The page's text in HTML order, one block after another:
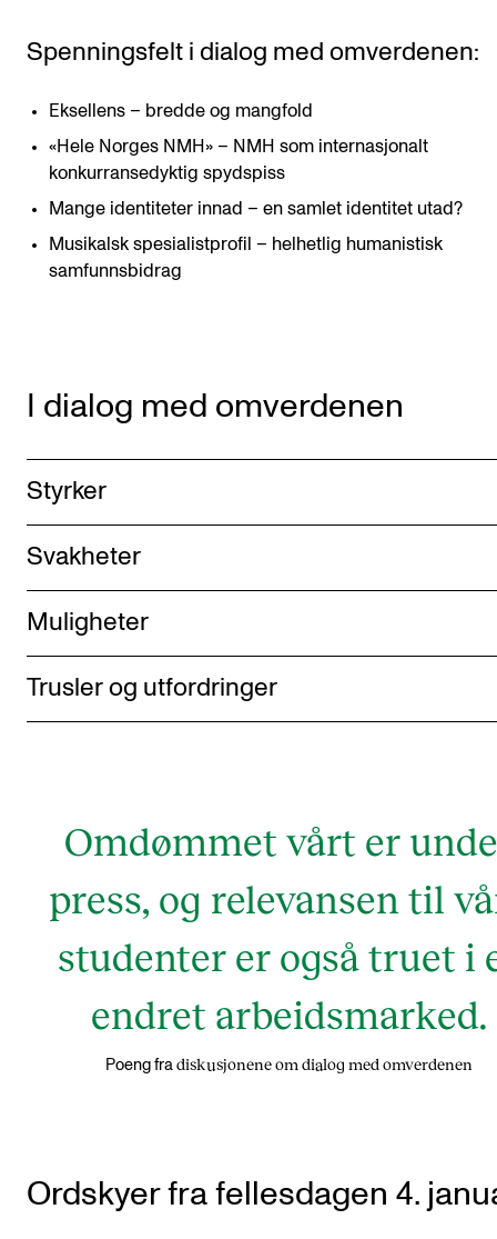
Spenningsfelt i dialog med omverdenen:
Eksellens – bredde og mangfold
«Hele Norges NMH» – NMH som internasjonalt
konkurransedyktig spydspiss
Mange identiteter innad – en samlet identitet utad?
Musikalsk spesialistprofil – helhetlig humanistisk
samfunnsbidrag
I dialog med omverdenen
Styrker
Svakheter
Muligheter
Trusler og utfordringer
Omdømmet vårt er
press, og relevansen til
studenter er også truet i
endret arbeidsmarked.
Poeng fra diskusjonene om dialog med omverdenen
Ordskyer fra fellesdagen 4.